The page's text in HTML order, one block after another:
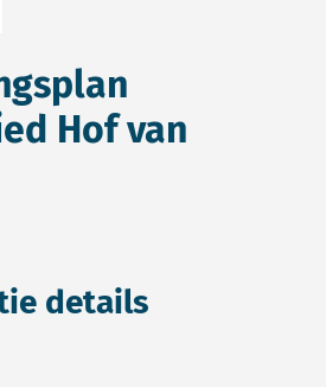
Hof van
details